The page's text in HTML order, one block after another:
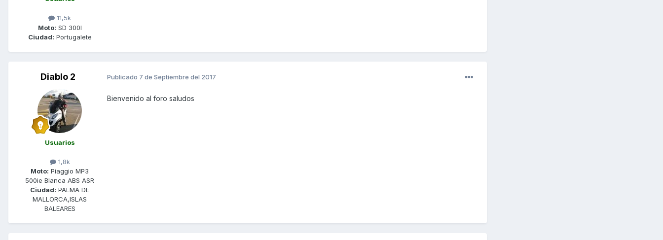
11,5k
Moto: SD 300I
Ciudad: Portugalete
Diablo 2
Usuarios
1,8k
Moto: Piaggio MP3
500ie Blanca ABS ASR
Ciudad: PALMA DE
MALLORCA,ISLAS
BALEARES
Publicado 7 de Septiembre del 2017
Bienvenido al foro saludos